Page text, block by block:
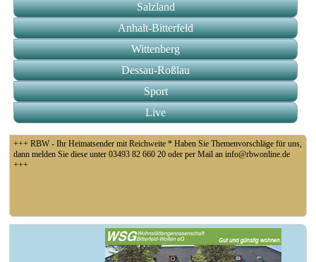
Salzland
Anhalt-Bitterfeld
Wittenberg
Dessau-Roßlau
Sport
Live
+++ RBW - Ihr Heimatsender mit Reichweite * Haben Sie Themenvorschläge für uns,
dann melden Sie diese unter 03493 82 660 20 oder per Mail an info@rbwonline.de
+++
+++ Coswig: Die Elfähre Coswig hat wegen des geringen Wasserstands der Elbe den